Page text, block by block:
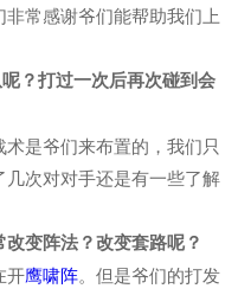
常感谢爷们能帮助我们上
？打过一次后再次碰到会
是爷们来布置的，我们只
次对对手还是有一些了解
变阵法？改变套路呢？
开鹰啸阵。但是爷们的打发